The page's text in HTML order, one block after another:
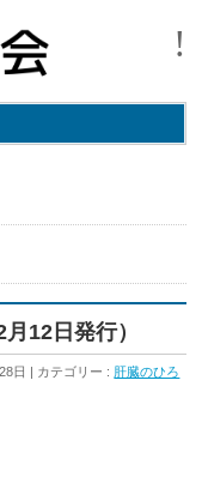
12日発行）
日 カテゴリー : 肝臓のひろ